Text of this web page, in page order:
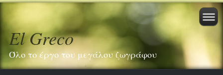
El Greco
Όλο το έργο του μεγάλου ζωγράφου